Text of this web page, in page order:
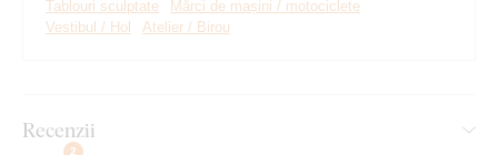
Ușor de montat pe perete
Tablouri sculptate
Mărci de mașini / motociclete
Vestibul / Hol
Atelier / Birou
Recenzii
2